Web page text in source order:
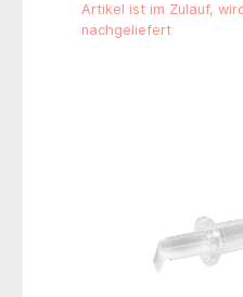
Artikel ist im Zulauf,
nachgeliefert